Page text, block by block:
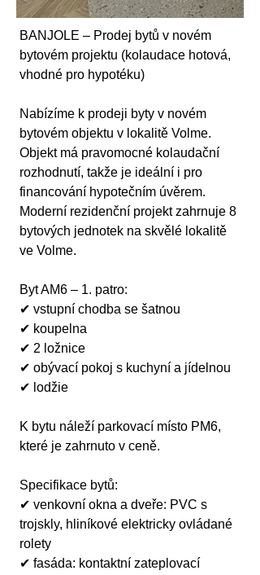
BANJOLE – Prodej bytů v novém
bytovém projektu (kolaudace hotová,
vhodné pro hypotéku)
Nabízíme k prodeji byty v novém
bytovém objektu v lokalitě Volme.
Objekt má pravomocné kolaudační
rozhodnutí, takže je ideální i pro
financování hypotečním úvěrem.
Moderní rezidenční projekt zahrnuje 8
bytových jednotek na skvělé lokalitě
ve Volme.
Byt AM6 – 1. patro:
✔ vstupní chodba se šatnou
✔ koupelna
✔ 2 ložnice
✔ obývací pokoj s kuchyní a jídelnou
✔ lodžie
K bytu náleží parkovací místo PM6,
které je zahrnuto v ceně.
Specifikace bytů:
✔ venkovní okna a dveře: PVC s
trojskly, hliníkové elektricky ovládané
rolety
✔ fasáda: kontaktní zateplovací